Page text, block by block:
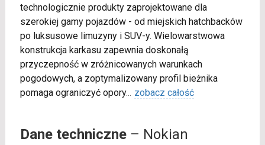
technologicznie produkty zaprojektowane dla
szerokiej gamy pojazdów - od miejskich hatchbacków
po luksusowe limuzyny i SUV-y. Wielowarstwowa
konstrukcja karkasu zapewnia doskonałą
przyczepność w zróżnicowanych warunkach
pogodowych, a zoptymalizowany profil bieżnika
pomaga ograniczyć opory... zobacz całość
Dane techniczne– Nokian